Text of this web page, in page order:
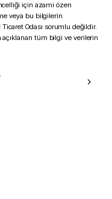
için azami özen
veya bu bilgilerin
Odası sorumlu değildir.
açıklanan tüm bilgi ve verilerin